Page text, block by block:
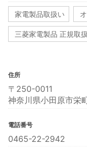
家電製品取扱い
三菱家電製品 正規取
住所
〒250-0011
神奈川県小田原市栄
電話番号
0465-22-2942